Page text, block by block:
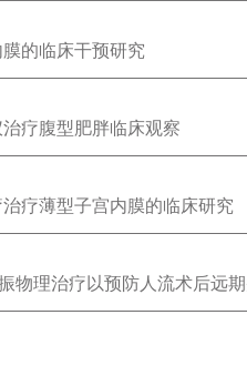
的临床干预研究
疗腹型肥胖临床观察
疗薄型子宫内膜的临床研究
物理治疗以预防人流术后远